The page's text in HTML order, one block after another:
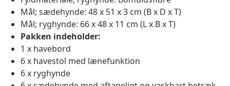
Mål; sædehynde: 48 x 51 x 3 cm (B x D x T)
Mål; ryghynde: 66 x 48 x 11 cm (L x B x T)
Pakken indeholder:
1 x havebord
6 x havestol med lænefunktion
6 x ryghynde